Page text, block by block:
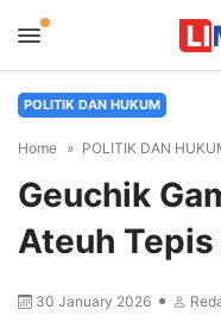
POLITIK DAN HUKUM
Home POLITIK DAN
Geuchik
Ateuh Tepis
30 January 2026